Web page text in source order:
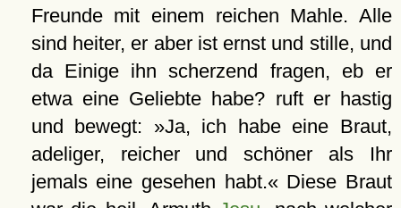
Freunde mit einem reichen Mahle. Alle
sind heiter, er aber ist ernst und stille, und
da Einige ihn scherzend fragen, eb er
etwa eine Geliebte habe? ruft er hastig
und bewegt: »Ja, ich habe eine Braut,
adeliger, reicher und schöner als Ihr
jemals eine gesehen habt.« Diese Braut